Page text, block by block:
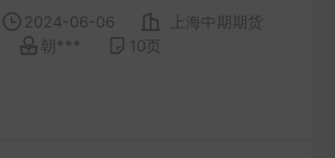
2024-06-06
上海中期期货
朝***
10 页